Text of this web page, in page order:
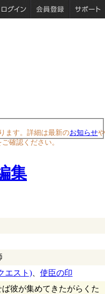
ます。詳細は最新のお知らせや
確認ください。
エスト)
使臣の印
彼が集めてきたがらくた